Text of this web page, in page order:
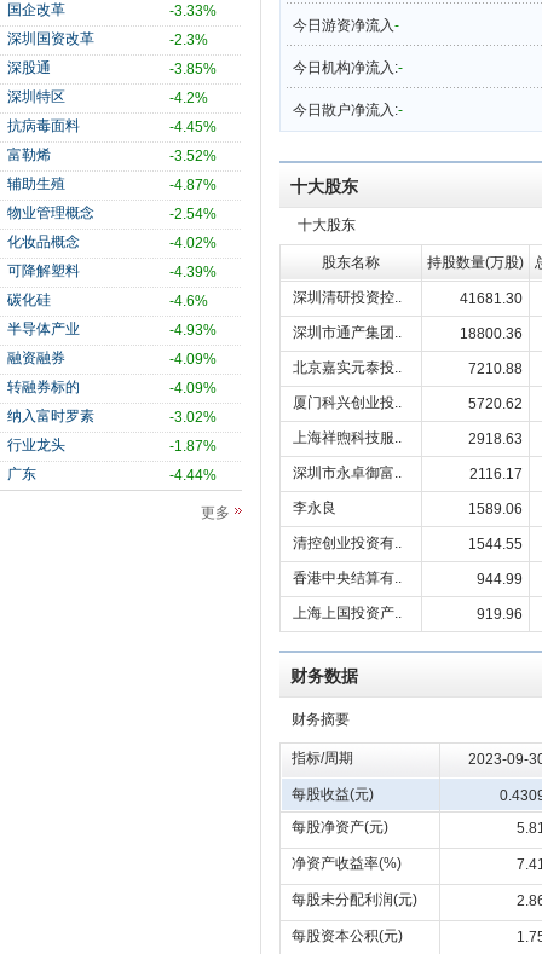
国企改革
-3.33%
深圳国资改革
-2.3%
深股通
-3.85%
深圳特区
-4.2%
抗病毒面料
-4.45%
富勒烯
-3.52%
辅助生殖
-4.87%
物业管理概念
-2.54%
化妆品概念
-4.02%
可降解塑料
-4.39%
碳化硅
-4.6%
半导体产业
-4.93%
融资融券
-4.09%
转融券标的
-4.09%
纳入富时罗素
-3.02%
行业龙头
-1.87%
广东
-4.44%
更多
今日游资净流入-
今日机构净流入:-
今日散户净流入:-
十大股东
十大股东
股东名称 持股数量(万股)
深圳清研投资控..
41681.30
深圳市通产集团..
18800.36
北京嘉实元泰投..
7210.88
厦门科兴创业投..
5720.62
上海祥煦科技服..
2918.63
深圳市永卓御富..
2116.17
李永良
1589.06
清控创业投资有..
1544.55
香港中央结算有..
944.99
上海上国投资产..
919.96
财务数据
财务摘要
指标/周期 2023-09-
每股收益(元)
每股净资产(元)
净资产收益率(%)
每股未分配利润(元)
每股资本公积(元)